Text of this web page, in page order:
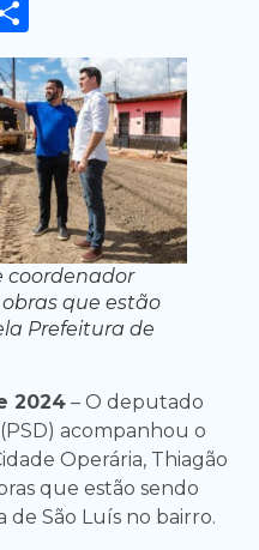
coordenador
que estão
Prefeitura de
2024 – O deputado
acompanhou o
Operária, Thiagão
que estão sendo
São Luís no bairro.